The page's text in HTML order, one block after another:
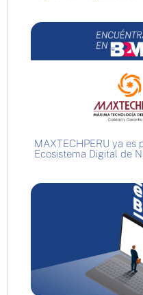
MAXTECHPERU ya es
Ecosistema Digital de